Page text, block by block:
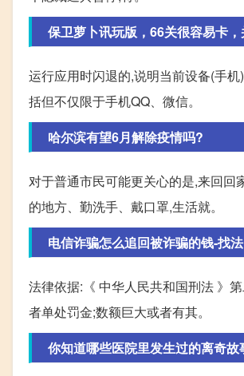
保卫萝卜讯玩版，66关很容易卡
运行应用时闪退的,说明当前设备(手
括但不仅限于手机QQ、微信。
哈尔滨有望6月解除疫情吗?
对于普通市民可能更关心的是,来回回
的地方、勤洗手、戴口罩,生活就。
电信诈骗怎么追回被诈骗的钱-找
法律依据:《 中华人民共和国刑法 》
者单处罚金;数额巨大或者有其。
你知道哪些医院里发生过的离奇故